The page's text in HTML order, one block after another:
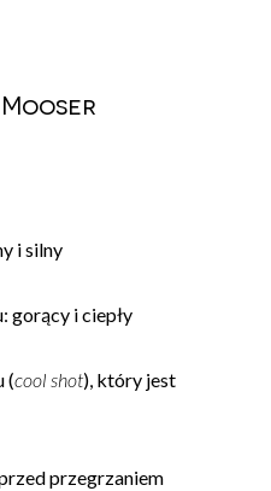
i silny
gorący i ciepły
(cool shot), który jest
przegrzaniem